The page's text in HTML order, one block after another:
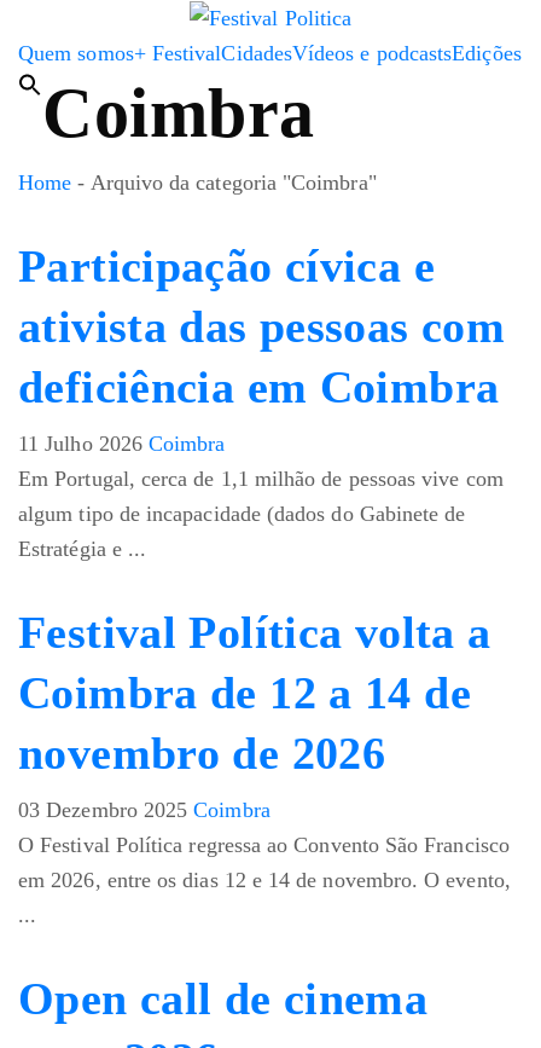
Quem somos+ FestivalCidadesVídeos e podcastsEdições
Coimbra
Home - Arquivo da categoria "Coimbra"
Participação cívica e
ativista das pessoas com
deficiência em Coimbra
11 Julho 2026 Coimbra
Em Portugal, cerca de 1,1 milhão de pessoas vive com
algum tipo de incapacidade (dados do Gabinete de
Estratégia e ...
Festival Política volta a
Coimbra de 12 a 14 de
novembro de 2026
03 Dezembro 2025 Coimbra
O Festival Política regressa ao Convento São Francisco
em 2026, entre os dias 12 e 14 de novembro. O evento,
...
Open call de cinema